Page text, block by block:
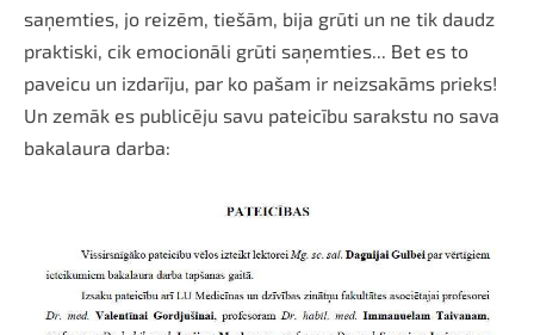
saņemties, jo reizēm, tiešām, bija grūti un ne tik daudz
praktiski, cik emocionāli grūti saņemties... Bet es to
paveicu un izdarīju, par ko pašam ir neizsakāms prieks!
Un zemāk es publicēju savu pateicību sarakstu no sava
bakalaura darba: